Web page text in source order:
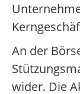
An der
wider. Die